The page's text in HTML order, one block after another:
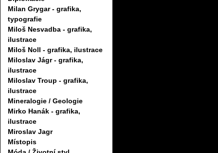
Milan Grygar - grafika,
typografie
Miloš Nesvadba - grafika,
ilustrace
Miloš Noll - grafika, ilustrace
Miloslav Jágr - grafika,
ilustrace
Miloslav Troup - grafika,
ilustrace
Mineralogie / Geologie
Mirko Hanák - grafika,
ilustrace
Miroslav Jagr
Místopis